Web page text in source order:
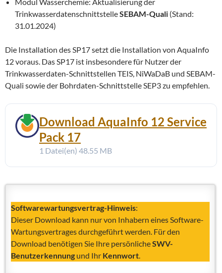
TrinkwasserdatenschnittstelleSEBAM-Quali (Stand:
31.01.2024)
Die Installation des SP17 setzt die Installation von AquaInfo
12 voraus. Das SP17 ist insbesondere für Nutzer der
Trinkwasserdaten-Schnittstellen TEIS, NiWaDaB und SEBAM-
Quali sowie der Bohrdaten-Schnittstelle SEP3 zu empfehlen.
Download AquaInfo 12 Service
Pack 17
1 Datei(en) 48.55 MB
Softwarewartungsvertrag-Hinweis:
Dieser Download kann nur von Inhabern eines Software-
Wartungsvertrages durchgeführt werden. Für den
Download benötigen Sie Ihre persönlicheSWV-
Benutzerkennung und Ihr Kennwort.